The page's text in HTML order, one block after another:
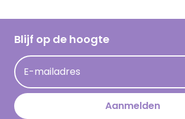
Hallmark Kaartclub
Acties
Persberichten
Hallmark en Kinderpostzegels
Cadeau inspiratie
Kaartinspiratie
Blijf op de hoogte
E-mailadres
Aanmelden